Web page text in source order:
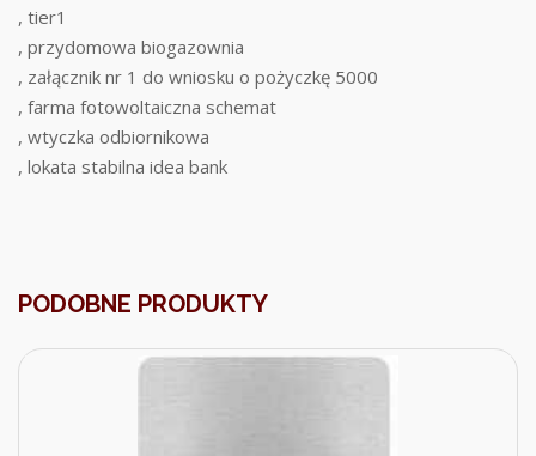
, tier1
, przydomowa biogazownia
, załącznik nr 1 do wniosku o pożyczkę 5000
, farma fotowoltaiczna schemat
, wtyczka odbiornikowa
, lokata stabilna idea bank
PODOBNE PRODUKTY